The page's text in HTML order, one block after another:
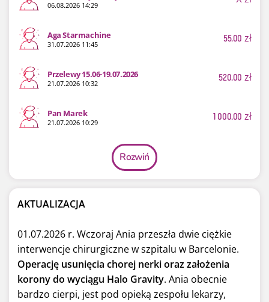
06.08.2026 14:29
Aga Starmachine
31.07.2026 11:45 55.00 zł
Przelewy 15.06-19.07.2026
21.07.2026 10:32 520.00 zł
Pan Marek
21.07.2026 10:29 1 000.00 zł
Rozwiń
AKTUALIZACJA
01.07.2026 r. Wczoraj Ania przeszła dwie ciężkie
interwencje chirurgiczne w szpitalu w Barcelonie.
Operację usunięcia chorej nerki oraz założenia
korony do wyciągu Halo Gravity. Ania obecnie
bardzo cierpi, jest pod opieką zespołu lekarzy,